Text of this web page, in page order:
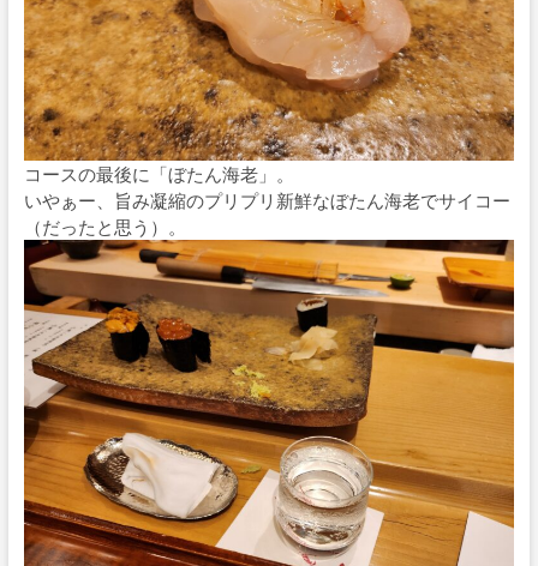
コースの最後に「ぼたん海老」。
いやぁー、旨み凝縮のプリプリ新鮮なぼたん海老でサイコー
（だったと思う）。